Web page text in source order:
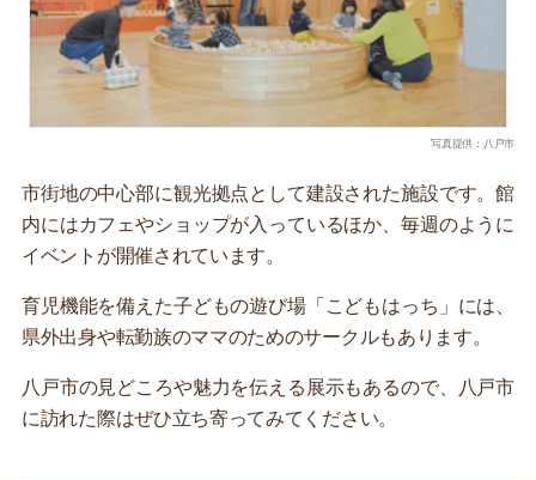
写真提供：八戸市
市街地の中心部に観光拠点として建設された施設です。館
内にはカフェやショップが入っているほか、毎週のように
イベントが開催されています。
育児機能を備えた子どもの遊び場「こどもはっち」には、
県外出身や転勤族のママのためのサークルもあります。
八戸市の見どころや魅力を伝える展示もあるので、八戸市
に訪れた際はぜひ立ち寄ってみてください。